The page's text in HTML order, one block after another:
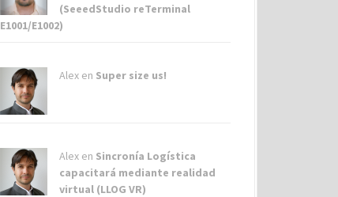
(SeeedStudio reTerminal
E1001/E1002)
Alex en Super size us!
Alex en Sincronía Logística
capacitará mediante realidad
virtual (LLOG VR)